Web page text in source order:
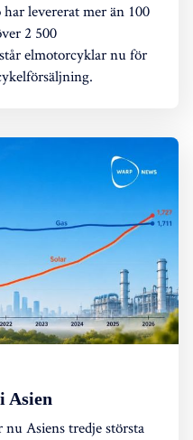
levererat mer än 100
2 500
elmotorcyklar nu för
Asien
Asiens tredje största